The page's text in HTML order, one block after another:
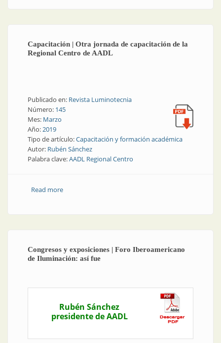
Capacitación | Otra jornada de capacitación de la
Regional Centro de AADL
Publicado en: Revista Luminotecnia
Número: 145
Mes: Marzo
Año:2019
Tipo de artículo:Capacitación y formación académica
Autor: Rubén Sánchez
Palabra clave:AADL Regional Centro
Read moreabout Capacitación | Otra jornada de capacitación de
Congresos y exposiciones | Foro Iberoamericano
de Iluminación: así fue
Rubén Sánchez
presidente de AADL